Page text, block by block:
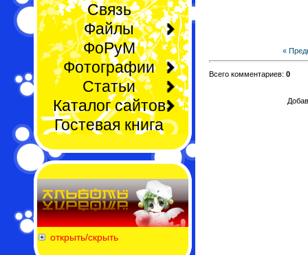
Связь
Файлы
ФоРуМ
Фотографии
Статьи
Каталог сайтов
Гостевая книга
открыть/скрыть
«
Всего комментариев: 0